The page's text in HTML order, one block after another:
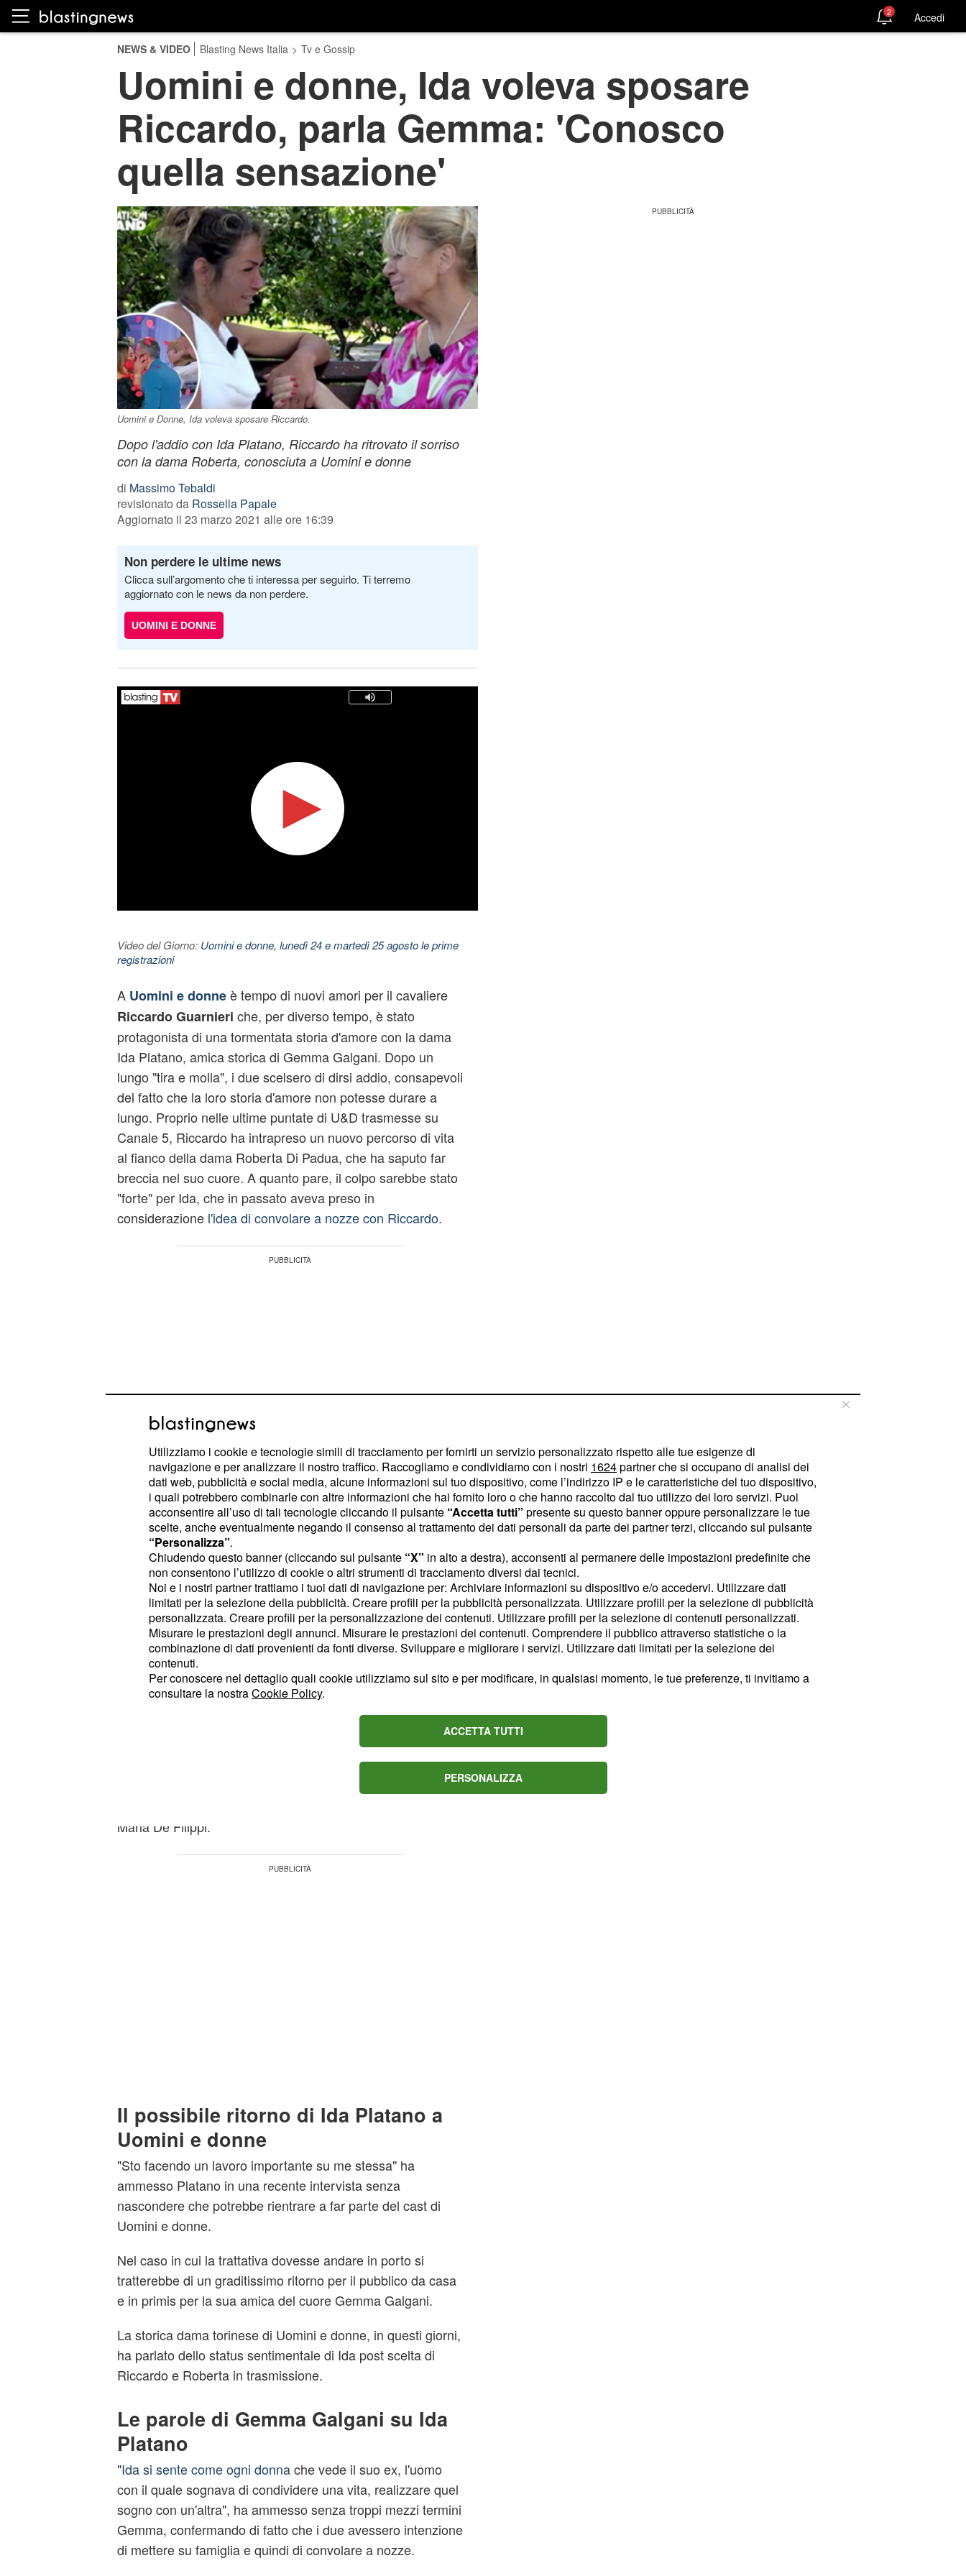
2 Accedi
NEWS & VIDEO Blasting News Italia > Tv e Gossip
Uomini e donne, Ida voleva sposare
Riccardo, parla Gemma: 'Conosco
quella sensazione'
Uomini e Donne, Ida voleva sposare Riccardo.
Dopo l'addio con Ida Platano, Riccardo ha ritrovato il sorriso
con la dama Roberta, conosciuta a Uomini e donne
di Massimo Tebaldi
revisionato da Rossella Papale
Aggiornato il 23 marzo 2021 alle ore 16:39
Non perdere le ultime news
Clicca sull’argomento che ti interessa per seguirlo. Ti terremo
aggiornato con le news da non perdere.
UOMINI E DONNE
Video del Giorno: Uomini e donne, lunedì 24 e martedì 25 agosto le prime
registrazioni
A Uomini e donneè tempo di nuovi amori per il cavaliere
Riccardo Guarnieri che, per diverso tempo, è stato
protagonista di una tormentata storia d'amore con la dama
Ida Platano, amica storica di Gemma Galgani. Dopo un
lungo "tira e molla", i due scelsero di dirsi addio, consapevoli
del fatto che la loro storia d'amore non potesse durare a
lungo. Proprio nelle ultime puntate di U&D trasmesse su
Canale 5, Riccardo ha intrapreso un nuovo percorso di vita
al fianco della dama Roberta Di Padua, che ha saputo far
breccia nel suo cuore. A quanto pare, il colpo sarebbe stato
"forte" per Ida, che in passato aveva preso in
considerazione l'idea di convolare a nozze con Riccardo.
Ida e Riccardo, lei voleva sposarlo:
ora lui è fidanzato con Roberta
Come svelato sulle pagine della rivista "Nuovo Tv", Ida
Platano pare che volesse sposare per davvero Riccardo,
dato che in diverse occasioni ha ammesso di essere
realmente innamorata del cavaliere che le aveva rapito il
cuore della trasmissione di Maria De Filippi.
"Ida, che voleva sposarlo, tornerà da Maria" scrive la rivista,
facendo riferimento al fatto che Ida Platano a breve
potrebbe tornare di nuovo nel parterre di dame di Uomini e
A quanto pare, infatti, dopo l'addio del suo ex Riccardo che
ha coronato il suo sogno d'amore con Roberta, ecco che per
Maria De Filippi.
Il possibile ritorno di Ida Platano a
Uomini e donne
"Sto facendo un lavoro importante su me stessa" ha
ammesso Platano in una recente intervista senza
nascondere che potrebbe rientrare a far parte del cast di
Uomini e donne.
Nel caso in cui la trattativa dovesse andare in porto si
tratterebbe di un graditissimo ritorno per il pubblico da casa
e in primis per la sua amica del cuore Gemma Galgani.
La storica dama torinese di Uomini e donne, in questi giorni,
ha parlato dello status sentimentale di Ida post scelta di
Riccardo e Roberta in trasmissione.
Le parole di Gemma Galgani su Ida
Platano
"Ida si sente come ogni donnache vede il suo ex, l'uomo
con il quale sognava di condividere una vita, realizzare quel
sogno con un'altra", ha ammesso senza troppi mezzi termini
Gemma, confermando di fatto che i due avessero intenzione
di mettere su famiglia e quindi di convolare a nozze.
Utilizziamo i cookie e tecnologie simili di tracciamento per fornirti un servizio personalizzato rispetto alle tue esigenze di
navigazione e per analizzare il nostro traffico. Raccogliamo e condividiamo con i nostri 1624partner che si occupano di analisi dei
dati web, pubblicità e social media, alcune informazioni sul tuo dispositivo, come l’indirizzo IP e le caratteristiche del tuo dispositivo,
i quali potrebbero combinarle con altre informazioni che hai fornito loro o che hanno raccolto dal tuo utilizzo dei loro servizi. Puoi
acconsentire all’uso di tali tecnologie cliccando il pulsante “Accetta tutti” presente su questo banner oppure personalizzare le tue
scelte, anche eventualmente negando il consenso al trattamento dei dati personali da parte dei partner terzi, cliccando sul pulsante
“Personalizza”.
Chiudendo questo banner (cliccando sul pulsante “X” in alto a destra), acconsenti al permanere delle impostazioni predefinite che
non consentono l’utilizzo di cookie o altri strumenti di tracciamento diversi dai tecnici.
Noi e i nostri partner trattiamo i tuoi dati di navigazione per: Archiviare informazioni su dispositivo e/o accedervi. Utilizzare dati
limitati per la selezione della pubblicità. Creare profili per la pubblicità personalizzata. Utilizzare profili per la selezione di pubblicità
personalizzata. Creare profili per la personalizzazione dei contenuti. Utilizzare profili per la selezione di contenuti personalizzati.
Misurare le prestazioni degli annunci. Misurare le prestazioni dei contenuti. Comprendere il pubblico attraverso statistiche o la
combinazione di dati provenienti da fonti diverse. Sviluppare e migliorare i servizi. Utilizzare dati limitati per la selezione dei
contenuti.
Per conoscere nel dettaglio quali cookie utilizziamo sul sito e per modificare, in qualsiasi momento, le tue preferenze, ti invitiamo a
consultare la nostraCookie Policy.
ACCETTA TUTTI
PERSONALIZZA